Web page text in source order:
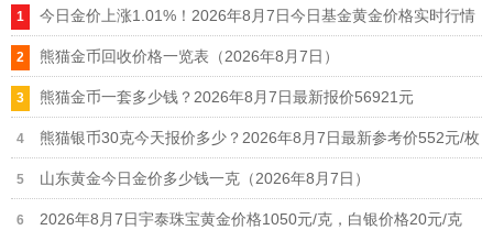
今日金价上涨1.01%！2026年8月7日今日基金黄金价格实时行情
熊猫金币回收价格一览表（2026年8月7日）
熊猫金币一套多少钱？2026年8月7日最新报价56921元
熊猫银币30克今天报价多少？2026年8月7日最新参考价552元/枚
山东黄金今日金价多少钱一克（2026年8月7日）
2026年8月7日宇泰珠宝黄金价格1050元/克，白银价格20元/克